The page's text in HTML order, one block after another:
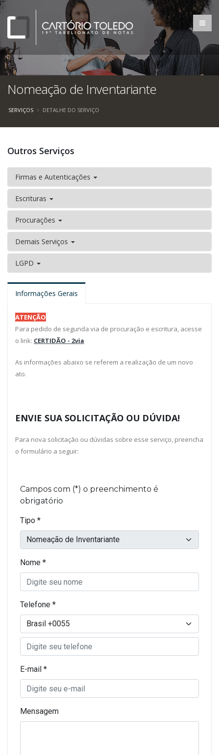
Nomeação de Inventariante
SERVIÇOS DETALHE DO SERVIÇO
Outros Serviços
Firmas e Autenticações
Escrituras
Procurações
Demais Serviços
LGPD
Informações Gerais
ATENÇÃO
Para pedido de segunda via de procuração e escritura, acesse
o link: CERTIDÃO - 2via
As informações abaixo se referem a realização de um novo
ato.
ENVIE SUA SOLICITAÇÃO OU DÚVIDA!
Para nova solicitação ou dúvidas sobre esse serviço, preencha
o formulário a seguir: